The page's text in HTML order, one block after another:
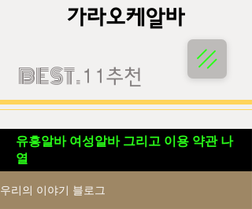
BEST.11추천
가라오케알바
가라오케알바
유흥알바 여성알바 그리고 이용 약관 나
열
우리의 이야기 블로그